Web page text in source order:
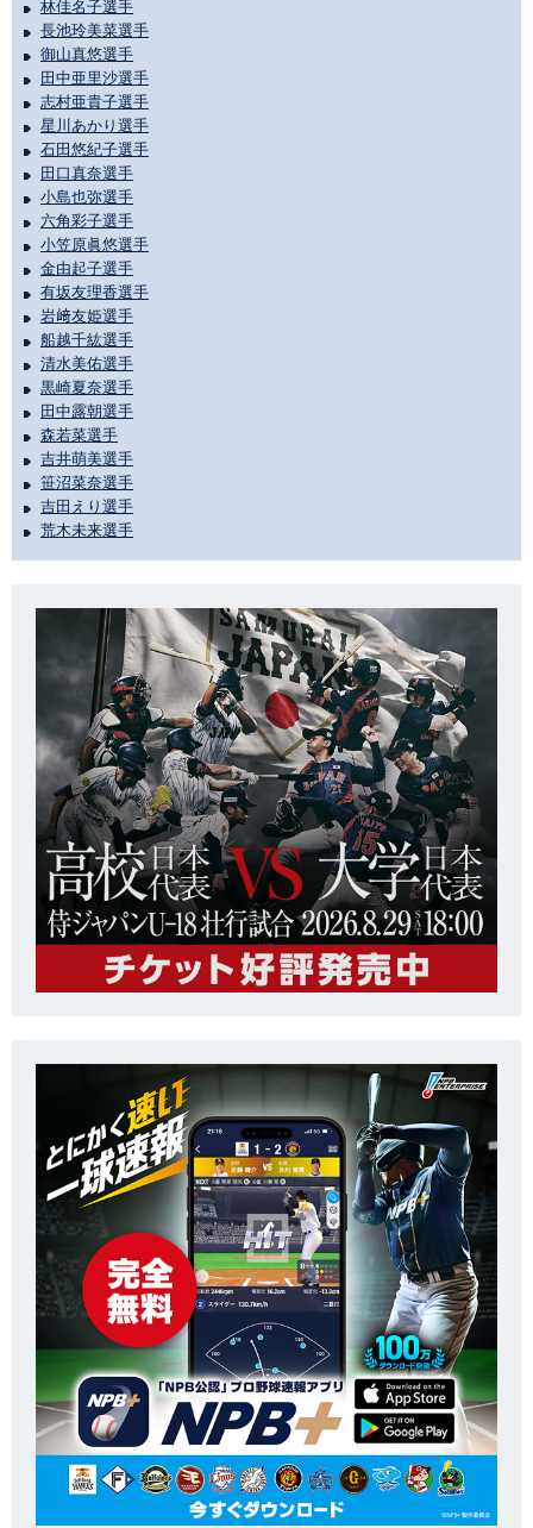
林佳名子選手
長池玲美菜選手
御山真悠選手
田中亜里沙選手
志村亜貴子選手
星川あかり選手
石田悠紀子選手
田口真奈選手
小島也弥選手
六角彩子選手
小笠原眞悠選手
金由起子選手
有坂友理香選手
岩﨑友姫選手
船越千紘選手
清水美佑選手
黒崎夏奈選手
田中露朝選手
森若菜選手
吉井萌美選手
笹沼菜奈選手
吉田えり選手
荒木未来選手